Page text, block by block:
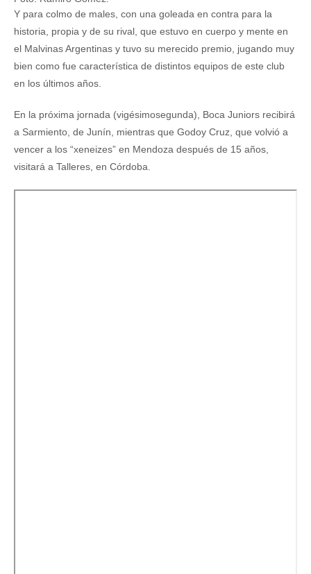
Y para colmo de males, con una goleada en contra para la
historia, propia y de su rival, que estuvo en cuerpo y mente en
el Malvinas Argentinas y tuvo su merecido premio, jugando muy
bien como fue característica de distintos equipos de este club
en los últimos años.
En la próxima jornada (vigésimosegunda), Boca Juniors recibirá
a Sarmiento, de Junín, mientras que Godoy Cruz, que volvió a
vencer a los “xeneizes” en Mendoza después de 15 años,
visitará a Talleres, en Córdoba.